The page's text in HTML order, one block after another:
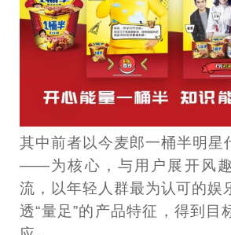
其中前者以今麦郎一桶半明
——为核心，与用户展开风
流，以年轻人群最为认可的娱
透“量足”的产品特征，得到目